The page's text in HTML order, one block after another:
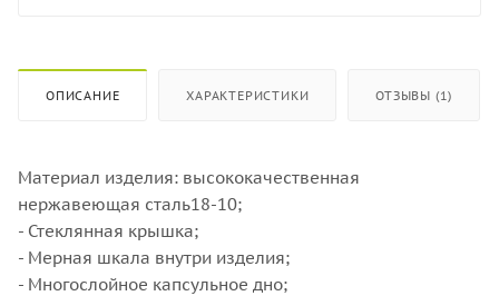
ОПИСАНИЕ ХАРАКТЕРИСТИКИ ОТЗЫВЫ (1)
Материал изделия: высококачественная
нержавеющая сталь18-10;
- Стеклянная крышка;
- Мерная шкала внутри изделия;
- Многослойное капсульное дно;